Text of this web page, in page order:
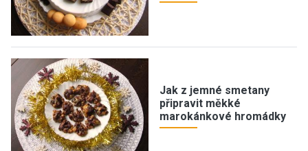
Jak z jemné smetany
připravit měkké
marokánkové hromádky